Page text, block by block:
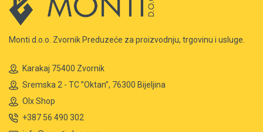
Monti d.o.o. Zvornik Preduzeće za proizvodnju, trgovinu i usluge.
Karakaj 75400 Zvornik
Sremska 2 - TC ”Oktan”, 76300 Bijeljina
Olx Shop
+387 56 490 302